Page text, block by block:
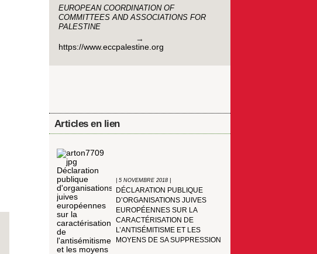
EUROPEAN COORDINATION OF
COMMITTEES AND ASSOCIATIONS FOR
PALESTINE
https://www.eccpalestine.org
Articles en lien
| 5 NOVEMBRE 2018 |
DÉCLARATION PUBLIQUE
D’ORGANISATIONS JUIVES
EUROPÉENNES SUR LA
CARACTÉRISATION DE
L’ANTISÉMITISME ET LES
MOYENS DE SA SUPPRESSION